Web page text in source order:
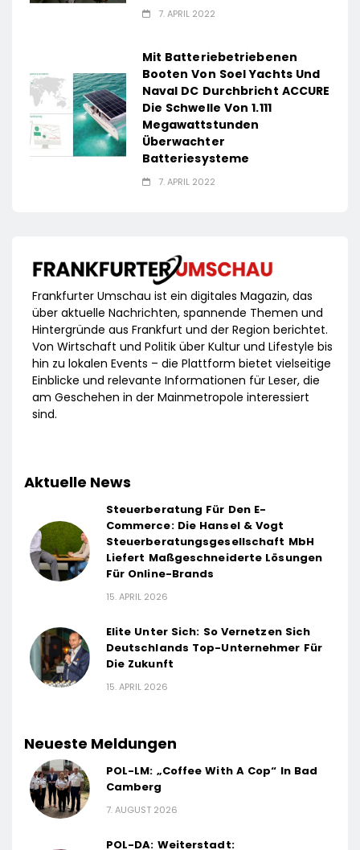
7. APRIL 2022
Mit Batteriebetriebenen
Booten Von Soel Yachts Und
Naval DC Durchbricht ACCURE
Die Schwelle Von 1.111
Megawattstunden
Überwachter
Batteriesysteme
7. APRIL 2022
Frankfurter Umschau ist ein digitales Magazin, das
über aktuelle Nachrichten, spannende Themen und
Hintergründe aus Frankfurt und der Region berichtet.
Von Wirtschaft und Politik über Kultur und Lifestyle bis
hin zu lokalen Events – die Plattform bietet vielseitige
Einblicke und relevante Informationen für Leser, die
am Geschehen in der Mainmetropole interessiert
sind.
Aktuelle News
Steuerberatung Für Den E-
Commerce: Die Hansel & Vogt
Steuerberatungsgesellschaft MbH
Liefert Maßgeschneiderte Lösungen
Für Online-Brands
15. APRIL 2026
Elite Unter Sich: So Vernetzen Sich
Deutschlands Top-Unternehmer Für
Die Zukunft
15. APRIL 2026
Neueste Meldungen
POL-LM: „Coffee With A Cop“ In Bad
Camberg
7. AUGUST 2026
POL-DA: Weiterstadt: